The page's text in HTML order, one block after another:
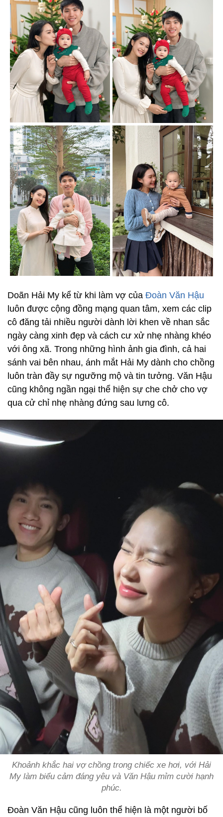
Doãn Hải My kể từ khi làm vợ của Đoàn Văn Hậu
luôn được cộng đồng mạng quan tâm, xem các clip
cô đăng tải nhiều người dành lời khen về nhan sắc
ngày càng xinh đẹp và cách cư xử nhẹ nhàng khéo
với ông xã. Trong những hình ảnh gia đình, cả hai
sánh vai bên nhau, ánh mắt Hải My dành cho chồng
luôn tràn đầy sự ngưỡng mộ và tin tưởng. Văn Hậu
cũng không ngần ngại thể hiện sự che chở cho vợ
qua cử chỉ nhẹ nhàng đứng sau lưng cô.
Khoảnh khắc hai vợ chồng trong chiếc xe hơi, với Hải
My làm biểu cảm đáng yêu và Văn Hậu mỉm cười hạnh
phúc.
Đoàn Văn Hậu cũng luôn thể hiện là một người bố